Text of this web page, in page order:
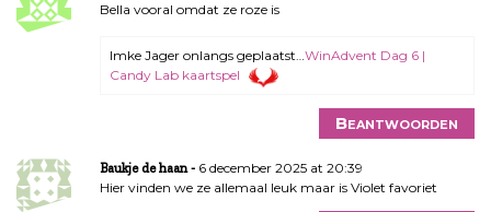
Bella vooral omdat ze roze is
Imke Jager onlangs geplaatst…WinAdvent Dag 6 |
Candy Lab kaartspel
Beantwoorden
Baukje de haan
6 december 2025 at 20:39
Hier vinden we ze allemaal leuk maar is Violet favoriet